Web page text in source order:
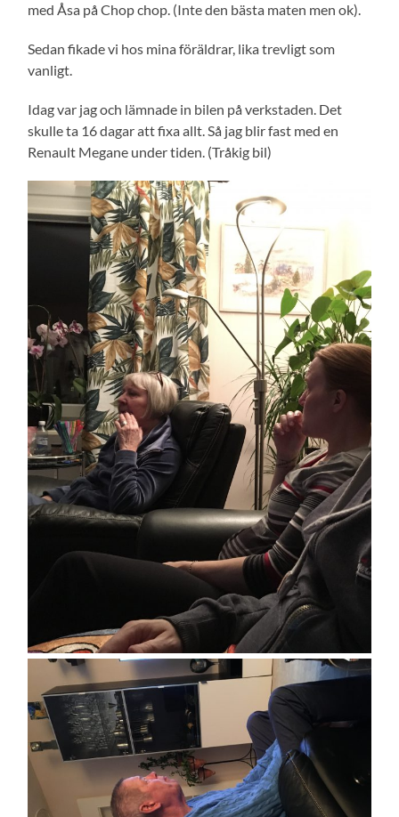
med Åsa på Chop chop. (Inte den bästa maten men ok).
Sedan fikade vi hos mina föräldrar, lika trevligt som
vanligt.
Idag var jag och lämnade in bilen på verkstaden. Det
skulle ta 16 dagar att fixa allt. Så jag blir fast med en
Renault Megane under tiden. (Tråkig bil)